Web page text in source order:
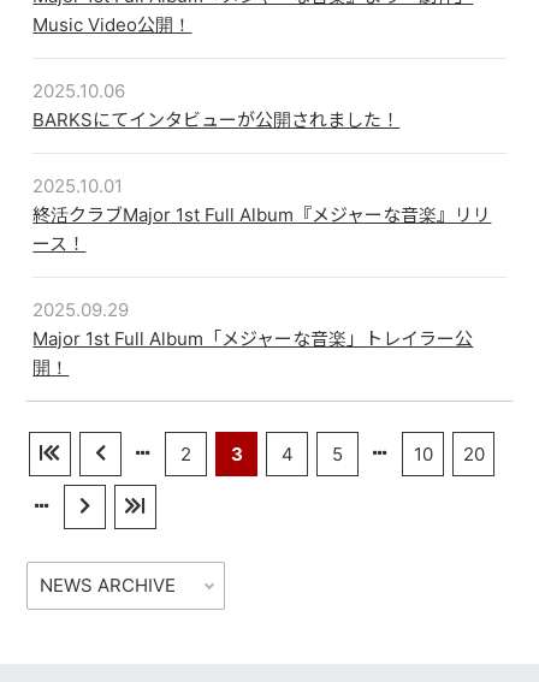
公式ファンクラブ
Music Video公開！
2025.10.06
BARKSにてインタビューが公開されました！
2025.10.01
終活クラブMajor 1st Full Album『メジャーな音楽』リリ
ース！
2025.09.29
Major 1st Full Album「メジャーな音楽」トレイラー公
開！
2 3 4 5 10 20